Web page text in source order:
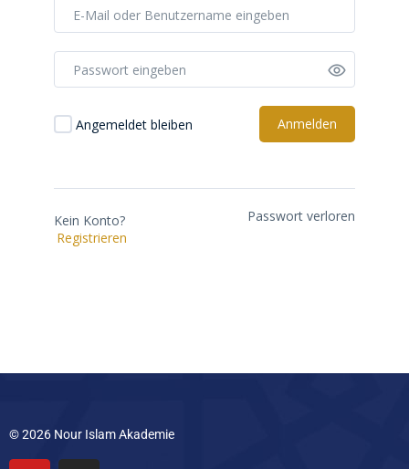
Angemeldet bleiben Anmelden
Kein Konto?
Registrieren
Passwort verloren
© 2026 Nour Islam Akademie